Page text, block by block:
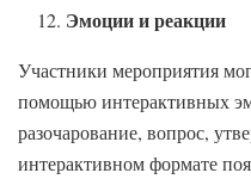
Эмоции и реакции
Участники мероприятия
помощью интерактивных
разочарование, вопрос,
интерактивном формате